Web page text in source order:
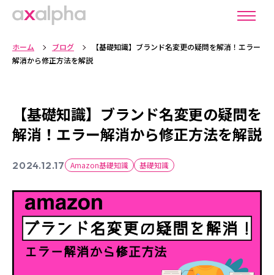
ホーム ブログ
【基礎知識】ブランド名変更の疑問を解消！エラー
解消から修正方法を解説
【基礎知識】ブランド名変更の疑問を
解消！エラー解消から修正方法を解説
2024.12.17 Amazon基礎知識 基礎知識